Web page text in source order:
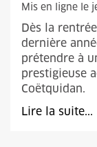
Mis en ligne le
Dès la
dernière
prétendre à
prestigieuse
Coëtquidan.
Lire la suite...